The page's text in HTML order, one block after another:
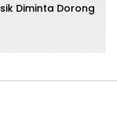
Diminta Dorong